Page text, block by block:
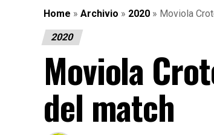
Home » Archivio » 2020 » Moviola
2020
Moviola
del match